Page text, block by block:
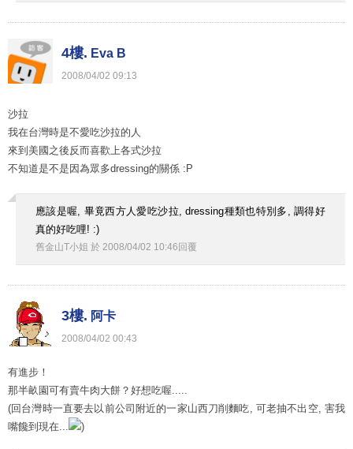
4樓. Eva B
2008/04/02 09:13
沙拉
我在台灣時是不愛吃沙拉的人
來到美國之後反而喜歡上各式沙拉
不知道是不是因為眾多dressing的關係 :P
應該是喔, 畢竟西方人愛吃沙拉, dressing種類也特別多, 調得好
真的好吃哩! :)
舊金山T小姐 於 2008/04/02 10:46回覆
3樓. 阿卡
2008/04/02 00:43
有進步！
那半畝園可有賣牛肉大餅？好想吃喔.....
(回台灣時一直要去以前公司附近的一家山西刀削麵吃, 可老抽不出空, 害我
嘴饞到現在...
)